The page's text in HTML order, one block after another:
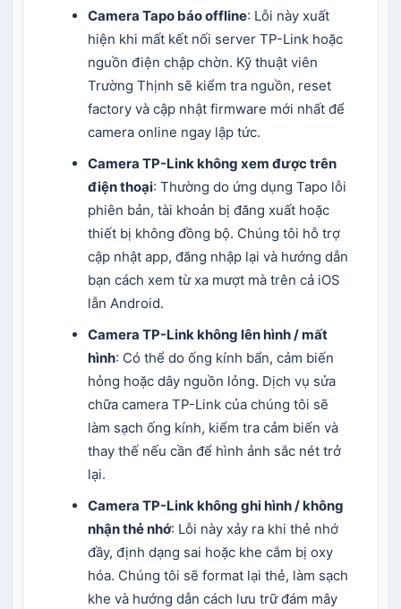
Camera Tapo báo offline: Lỗi này xuất
hiện khi mất kết nối server TP-Link hoặc
nguồn điện chập chờn. Kỹ thuật viên
Trường Thịnh sẽ kiểm tra nguồn, reset
factory và cập nhật firmware mới nhất để
camera online ngay lập tức.
Camera TP-Link không xem được trên
điện thoại: Thường do ứng dụng Tapo lỗi
phiên bản, tài khoản bị đăng xuất hoặc
thiết bị không đồng bộ. Chúng tôi hỗ trợ
cập nhật app, đăng nhập lại và hướng dẫn
bạn cách xem từ xa mượt mà trên cả iOS
lẫn Android.
Camera TP-Link không lên hình / mất
hình: Có thể do ống kính bẩn, cảm biến
hỏng hoặc dây nguồn lỏng. Dịch vụ sửa
chữa camera TP-Link của chúng tôi sẽ
làm sạch ống kính, kiểm tra cảm biến và
thay thế nếu cần để hình ảnh sắc nét trở
lại.
Camera TP-Link không ghi hình / không
nhận thẻ nhớ: Lỗi này xảy ra khi thẻ nhớ
đầy, định dạng sai hoặc khe cắm bị oxy
hóa. Chúng tôi sẽ format lại thẻ, làm sạch
khe và hướng dẫn cách lưu trữ đám mây